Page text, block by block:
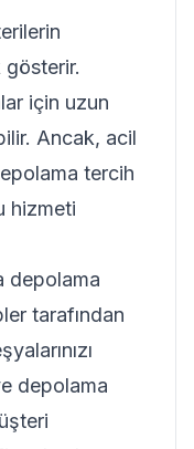
gösterir.
için uzun
Ancak, acil
tercih
hizmeti
depolama
tarafından
depolama